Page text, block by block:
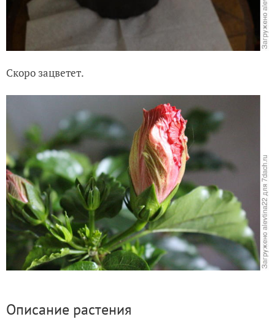
Скоро зацветет.
Описание растения